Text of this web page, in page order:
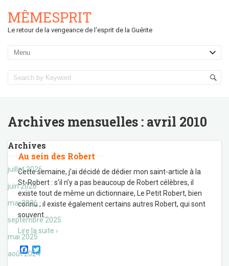
MÊMESPRIT
Le retour de la vengeance de l'esprit de la Guérite
Archives mensuelles : avril 2010
Archives
juillet 2026
juin 2026
mai 2026
septembre 2025
mai 2025
août 2024
Au sein des Robert
Cette semaine, j’ai décidé de dédier mon saint-article à la
St-Robert : s’il n’y a pas beaucoup de Robert célèbres, il
existe tout de même un dictionnaire, Le Petit Robert, bien
connu ; il existe également certains autres Robert, qui sont
souvent
Lire la suite ›
F
a